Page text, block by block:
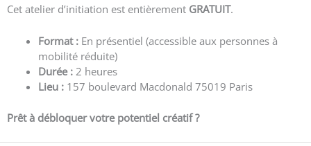
Cet atelier d’initiation est entièrement GRATUIT.
Format : En présentiel (accessible aux personnes à
mobilité réduite)
Durée : 2 heures
Lieu : 157 boulevard Macdonald 75019 Paris
Prêt à débloquer votre potentiel créatif ?